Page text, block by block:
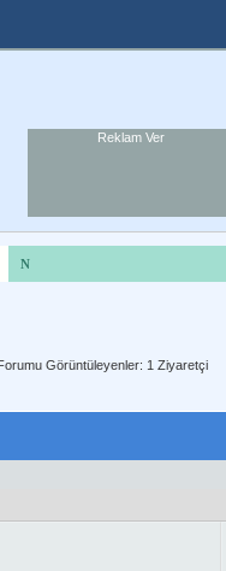
Reklam Ver
N
Görüntüleyenler: 1 Ziyaretçi